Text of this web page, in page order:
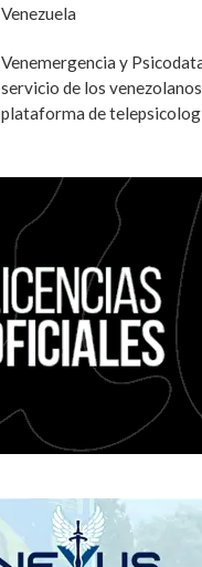
Venezuela
Venemergencia y
servicio de los
plataforma de